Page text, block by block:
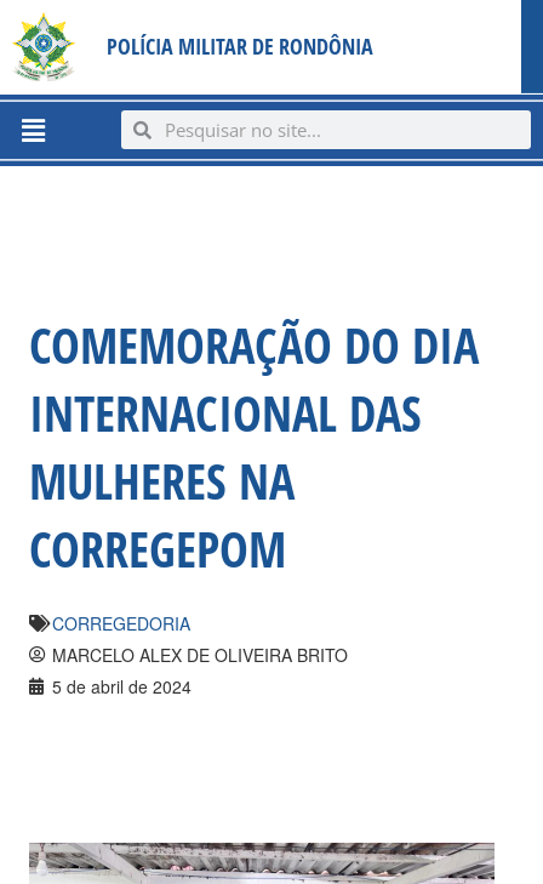
content
para
conteúdo
POLÍCIA MILITAR DE RONDÔNIA
Menu SearchSearch
COMEMORAÇÃO DO DIA
INTERNACIONAL DAS
MULHERES NA
CORREGEPOM
CORREGEDORIA
MARCELO ALEX DE OLIVEIRA BRITO
5 de abril de 2024